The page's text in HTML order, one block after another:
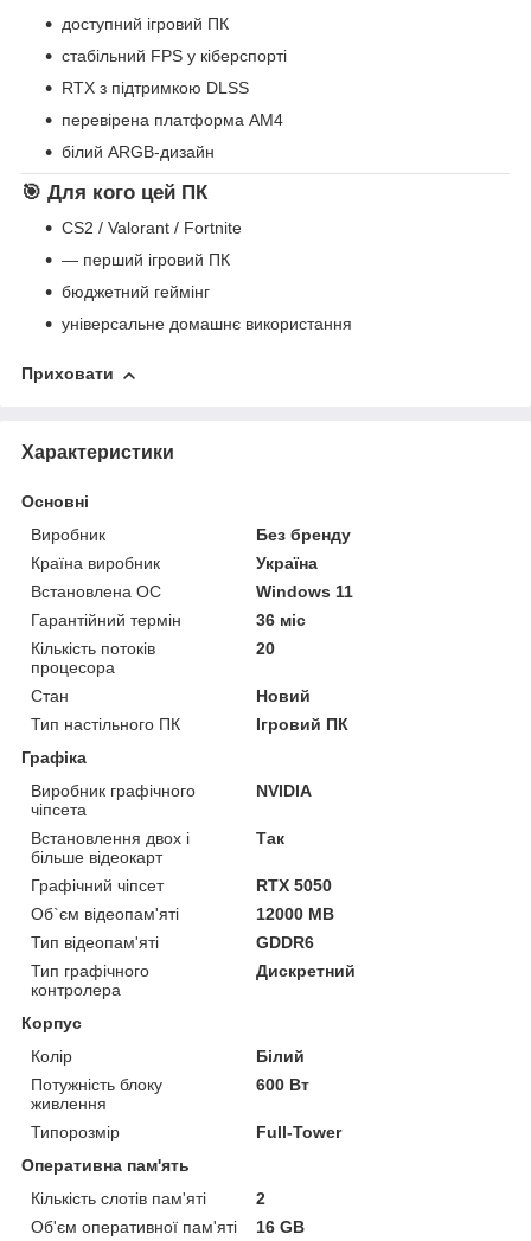
доступний ігровий ПК
стабільний FPS у кіберспорті
RTX з підтримкою DLSS
перевірена платформа AM4
білий ARGB-дизайн
🎯 Для кого цей ПК
CS2 / Valorant / Fortnite
— перший ігровий ПК
бюджетний геймінг
універсальне домашнє використання
Приховати
Характеристики
Основні
Виробник
Без бренду
Країна виробник
Україна
Встановлена ОС
Windows 11
Гарантійний термін
36 міс
Кількість потоків
процесора
20
Стан
Новий
Тип настільного ПК
Ігровий ПК
Графіка
Виробник графічного
чіпсета
NVIDIA
Встановлення двох і
більше відеокарт
Так
Графічний чіпсет
RTX 5050
Об`єм відеопам'яті
12000 MB
Тип відеопам'яті
GDDR6
Тип графічного
контролера
Дискретний
Корпус
Колір
Білий
Потужність блоку
живлення
600 Вт
Типорозмір
Full-Tower
Оперативна пам'ять
Кількість слотів пам'яті
2
Об'єм оперативної пам'яті
16 GB